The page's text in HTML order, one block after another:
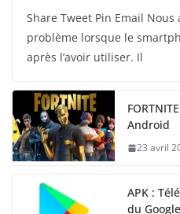
Share Tweet Pin Email Nous
problème lorsque le
après l’avoir utiliser. Il
Android
23 avril
APK :
du